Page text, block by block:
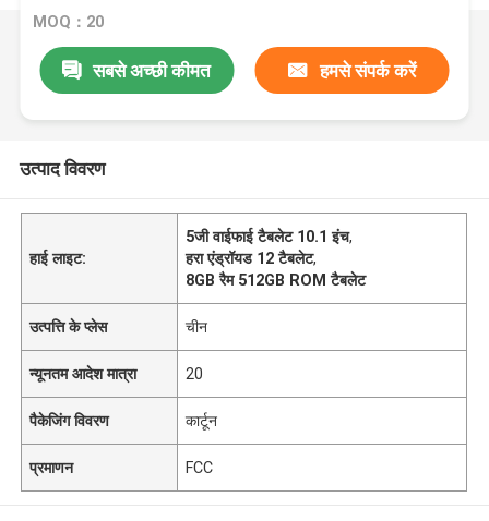
MOQ：20
सबसे अच्छी कीमत हमसे संपर्क करें
उत्पाद विवरण
हाई लाइट:
5जी वाईफाई टैबलेट 10.1 इंच,
हरा एंड्रॉयड 12 टैबलेट,
8GB रैम 512GB ROM टैबलेट
उत्पत्ति के प्लेस चीन
न्यूनतम आदेश मात्रा 20
पैकेजिंग विवरण कार्टून
प्रमाणन FCC